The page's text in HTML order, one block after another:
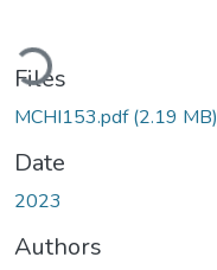
Files
MCHI153.pdf(2.19 MB)
Date
2023
Authors